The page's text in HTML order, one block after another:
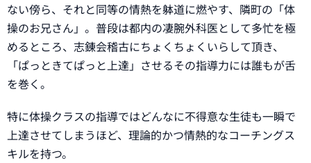
ない傍ら、それと同等の情熱を躰道に燃やす、隣町の「体
操のお兄さん」。普段は都内の凄腕外科医として多忙を極
めるところ、志錬会稽古にちょくちょくいらして頂き、
「ぱっときてぱっと上達」させるその指導力には誰もが舌
を巻く。
特に体操クラスの指導ではどんなに不得意な生徒も一瞬で
上達させてしまうほど、理論的かつ情熱的なコーチングス
キルを持つ。